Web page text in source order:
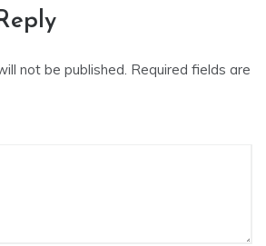
not be published. Required fields are